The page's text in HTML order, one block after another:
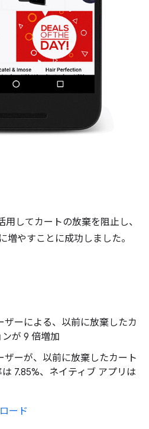
してカートの放棄を阻止し、
増やすことに成功しました。
ザーによる、以前に放棄したカ
が 9 倍増加
ザーが、以前に放棄したカート
7.85%、ネイティブ アプリは
ード